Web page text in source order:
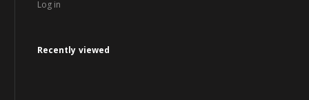
Log in
Recently viewed